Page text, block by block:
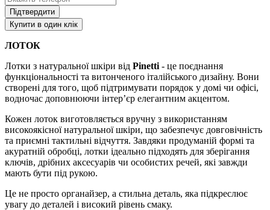
Підтвердити
Купити в один клік
ЛОТОК
Лотки з натуральної шкіри від Pinetti - це поєднання
функціональності та витонченого італійського дизайну. Вони
створені для того, щоб підтримувати порядок у домі чи офісі,
водночас доповнюючи інтер’єр елегантним акцентом.
Кожен лоток виготовляється вручну з використанням
високоякісної натуральної шкіри, що забезпечує довговічність
та приємні тактильні відчуття. Завдяки продуманій формі та
акуратній обробці, лотки ідеально підходять для зберігання
ключів, дрібних аксесуарів чи особистих речей, які завжди
мають бути під рукою.
Це не просто органайзер, а стильна деталь, яка підкреслює
увагу до деталей і високий рівень смаку.